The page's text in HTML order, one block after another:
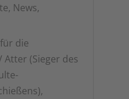
, News,
die
Atter (Sieger des